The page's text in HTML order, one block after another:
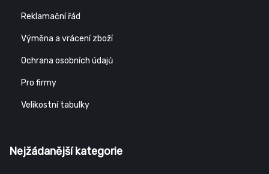
Reklamační řád
Výměna a vrácení zboží
Ochrana osobních údajů
Pro firmy
Velikostní tabulky
Nejžádanější kategorie